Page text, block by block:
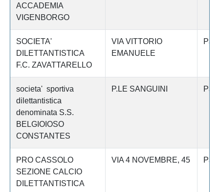
ACCADEMIA
VIGENBORGO
SOCIETA'
DILETTANTISTICA
F.C. ZAVATTARELLO
VIA VITTORIO
EMANUELE
societa' sportiva
dilettantistica
denominata S.S.
BELGIOIOSO
CONSTANTES
P.LE SANGUINI
PRO CASSOLO
SEZIONE CALCIO
DILETTANTISTICA
VIA 4 NOVEMBRE, 45